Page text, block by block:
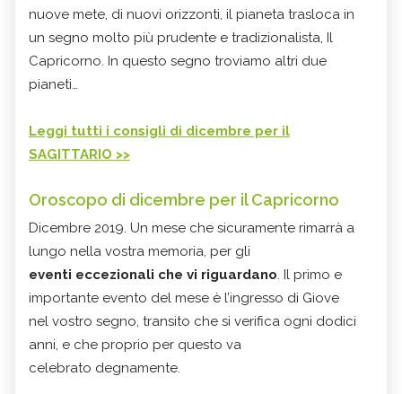
nuove mete, di nuovi orizzonti, il pianeta trasloca in
un segno molto più prudente e tradizionalista, Il
Capricorno. In questo segno troviamo altri due
pianeti…
Leggi tutti i consigli di dicembre per il
SAGITTARIO >>
Oroscopo di dicembre per il Capricorno
Dicembre 2019. Un mese che sicuramente rimarrà a
lungo nella vostra memoria, per gli
eventi eccezionali che vi riguardano. Il primo e
importante evento del mese è l’ingresso di Giove
nel vostro segno, transito che si verifica ogni dodici
anni, e che proprio per questo va
celebrato degnamente.